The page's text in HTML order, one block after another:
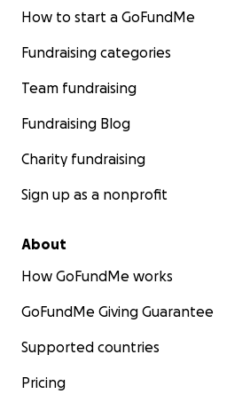
How to start a GoFundMe
Fundraising categories
Team fundraising
Fundraising Blog
Charity fundraising
Sign up as a nonprofit
About
How GoFundMe works
GoFundMe Giving Guarantee
Supported countries
Pricing